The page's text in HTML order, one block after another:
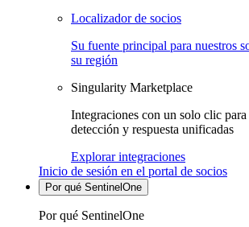
Localizador de socios
Su fuente principal para nuestros
su región
Singularity Marketplace
Integraciones con un solo clic
detección y respuesta unificadas
Explorar integraciones
Inicio de sesión en el portal de socios
Por qué SentinelOne
Por qué SentinelOne